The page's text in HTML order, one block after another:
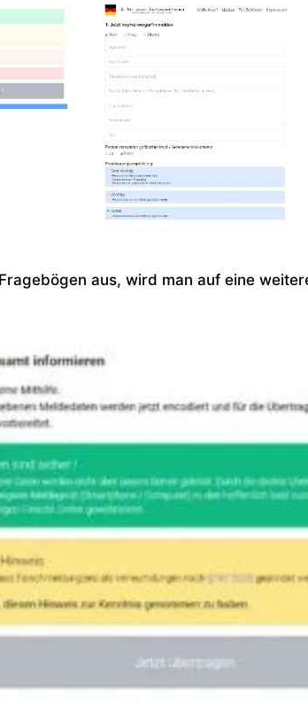
aus, wird man auf eine